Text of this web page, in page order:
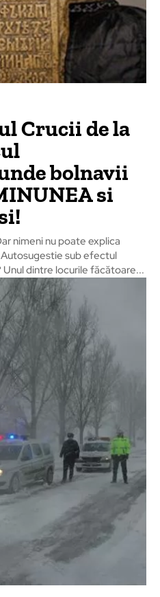
Crucii de la
bolnavii
si
nimeni nu poate explica
sub efectul
dintre locurile făcătoare...